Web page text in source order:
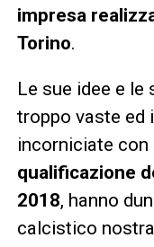
impresa
Torino.
Le sue idee e
troppo vaste ed
incorniciate con
qualificazione
2018, hanno
calcistico